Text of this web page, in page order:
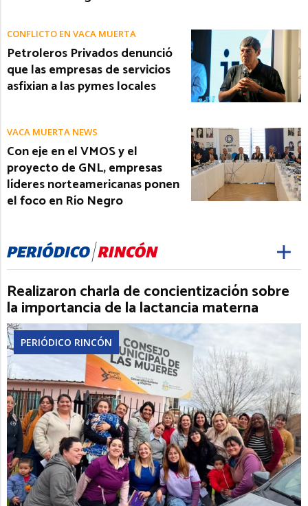
CONFLICTO EN VACA MUERTA
Petroleros Privados denunció
que las empresas de servicios
asfixian a las pymes locales
VACA MUERTA NEWS
Con eje en el VMOS y el
proyecto de GNL, empresas
líderes norteamericanas ponen
el foco en Río Negro
Realizaron charla de concientización sobre
la importancia de la lactancia materna
PERIÓDICO RINCÓN